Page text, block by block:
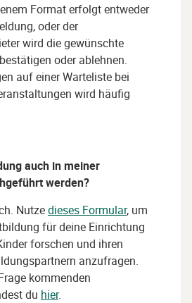
Format erfolgt entweder
oder der
wird die gewünschte
oder ablehnen.
auf einer Warteliste bei
wird häufig
auch in meiner
werden?
Nutzedieses Formular, um
für deine Einrichtung
forschen und ihren
anzufragen.
kommenden
du hier.